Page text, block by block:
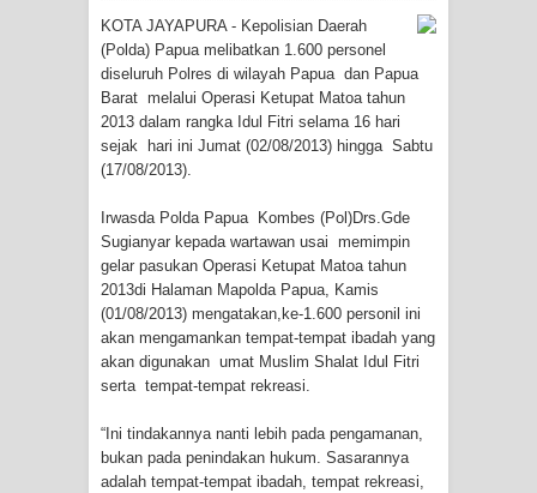
Tiga Personel Polresta Jayapura Kota
Jalani Sidang BP4R di Jayapura
Kapolresta Jayapura Kota
Saat Nonton Bareng Final Piala Dunia
2026 di Lapangan Karang PTC Entrop
Kebakaran Hanguskan Satu Rumah
di Kompleks Asrama Polisi Sorong
Profil Lengkap Papua Barat, Bumi
KOTA JAYAPURA - Kepolisian Daerah
(Polda) Papua melibatkan 1.600 personel
diseluruh Polres di wilayah Papua dan Papua
Barat melalui Operasi Ketupat Matoa tahun
2013 dalam rangka Idul Fitri selama 16 hari
sejak hari ini Jumat (02/08/2013) hingga Sabtu
(17/08/2013).
Irwasda Polda Papua Kombes (Pol)Drs.Gde
Sugianyar kepada wartawan usai memimpin
gelar pasukan Operasi Ketupat Matoa tahun
2013di Halaman Mapolda Papua, Kamis
(01/08/2013) mengatakan,ke-1.600 personil ini
akan mengamankan tempat-tempat ibadah yang
akan digunakan umat Muslim Shalat Idul Fitri
serta tempat-tempat rekreasi.
“Ini tindakannya nanti lebih pada pengamanan,
bukan pada penindakan hukum. Sasarannya
adalah tempat-tempat ibadah, tempat rekreasi,